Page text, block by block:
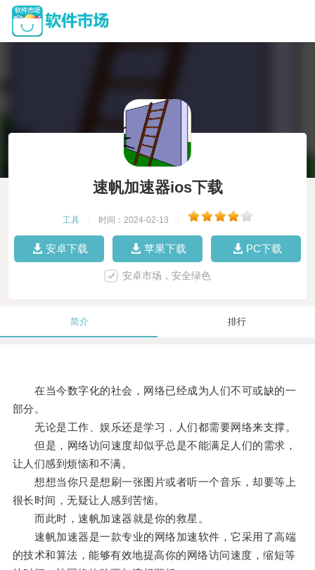
速帆加速器ios下载
工具 时间：2024-02-13
安卓下载 苹果下载 PC下载
安卓市场，安全绿色
简介 排行
在当今数字化的社会，网络已经成为人们不可或缺的一
部分。
无论是工作、娱乐还是学习，人们都需要网络来支撑。
但是，网络访问速度却似乎总是不能满足人们的需求，
让人们感到烦恼和不满。
想想当你只是想刷一张图片或者听一个音乐，却要等上
很长时间，无疑让人感到苦恼。
而此时，速帆加速器就是你的救星。
速帆加速器是一款专业的网络加速软件，它采用了高端
的技术和算法，能够有效地提高你的网络访问速度，缩短等